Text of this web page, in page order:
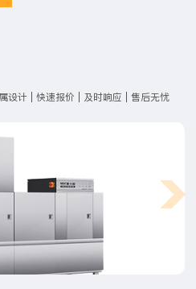
设计 | 快速报价 | 及时响应 | 售后无忧